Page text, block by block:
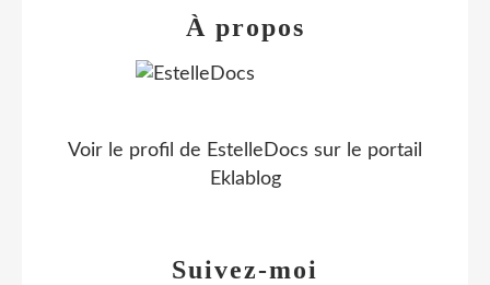
Suivez-moi
À propos
Voir le profil de EstelleDocs sur le portail
Eklablog